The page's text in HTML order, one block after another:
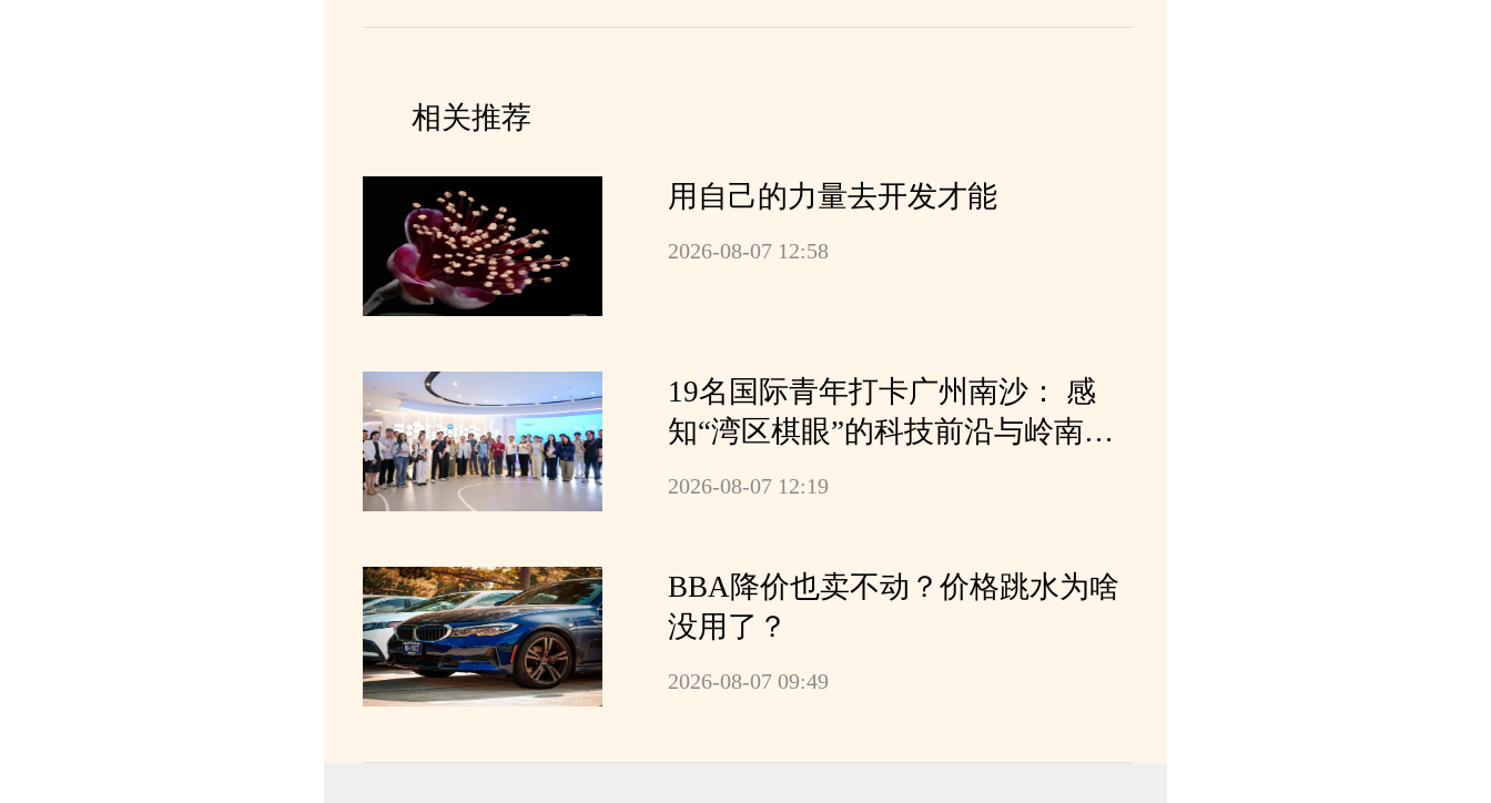
相关推荐
用自己的力量去开发才能
2026-08-07 12:58
19名国际青年打卡广州南沙： 感
知“湾区棋眼”的科技前沿与岭南文
化
2026-08-07 12:19
BBA降价也卖不动？价格跳水为啥
没用了？
2026-08-07 09:49